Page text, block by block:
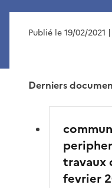
Publié le 19/02/2021
Derniers
travaux
fevrier